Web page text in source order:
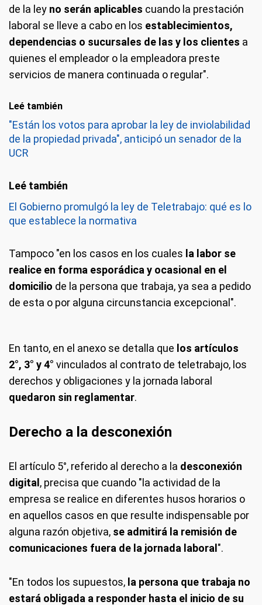
de la ley no serán aplicables cuando la prestación
laboral se lleve a cabo en los establecimientos,
dependencias o sucursales de las y los clientes a
quienes el empleador o la empleadora preste
servicios de manera continuada o regular".
Leé también
"Están los votos para aprobar la ley de inviolabilidad
de la propiedad privada", anticipó un senador de la
UCR
El Gobierno promulgó la ley de Teletrabajo: qué es lo
que establece la normativa
Tampoco "en los casos en los cuales la labor se
realice en forma esporádica y ocasional en el
domicilio de la persona que trabaja, ya sea a pedido
de esta o por alguna circunstancia excepcional".
En tanto, en el anexo se detalla que los artículos
2°, 3° y 4° vinculados al contrato de teletrabajo, los
derechos y obligaciones y la jornada laboral
quedaron sin reglamentar.
Derecho a la desconexión
El artículo 5°, referido al derecho a la desconexión
digital , precisa que cuando "la actividad de la
empresa se realice en diferentes husos horarios o
en aquellos casos en que resulte indispensable por
alguna razón objetiva, se admitirá la remisión de
comunicaciones fuera de la jornada laboral ".
"En todos los supuestos, la persona que trabaja no
estará obligada a responder hasta el inicio de su